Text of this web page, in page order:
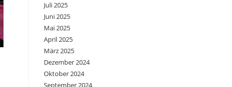
Juli 2025
Juni 2025
Mai 2025
April 2025
März 2025
Dezember 2024
Oktober 2024
September 2024